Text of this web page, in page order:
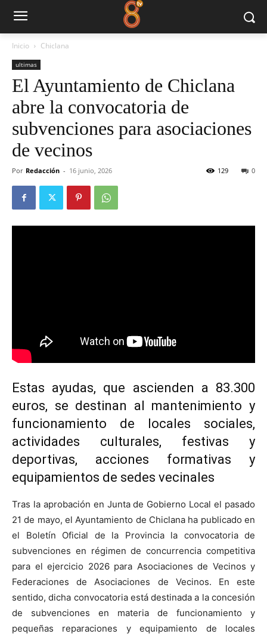
Inicio Chiclana
ultimas
El Ayuntamiento de Chiclana
abre la convocatoria de
subvenciones para asociaciones
de vecinos
Por Redacción - 16 junio, 2026 0
129
Estas ayudas, que ascienden a 83.300
euros, se destinan al mantenimiento y
funcionamiento de locales sociales,
actividades culturales, festivas y
deportivas, acciones formativas y
equipamientos de sedes vecinales
Tras la aprobación en Junta de Gobierno Local el pasado
21 de mayo, el Ayuntamiento de Chiclana ha publicado en
el Boletín Oficial de la Provincia la convocatoria de
subvenciones en régimen de concurrencia competitiva
para el ejercicio 2026 para Asociaciones de Vecinos y
Federaciones de Asociaciones de Vecinos. En este
sentido, dicha convocatoria está destinada a la concesión
de subvenciones en materia de funcionamiento y
pequeñas reparaciones y equipamiento de locales